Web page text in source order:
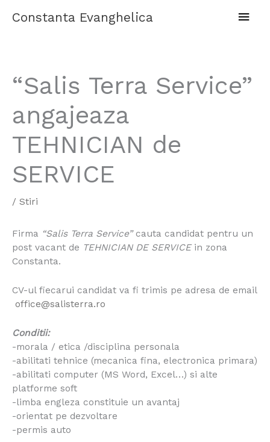
Constanta Evanghelica
Main
“Salis Terra Service”
angajeaza
TEHNICIAN de
SERVICE
/ Stiri
Firma “Salis Terra Service”cauta candidat pentru un
post vacant de TEHNICIAN DE SERVICEin zona
Constanta.
CV-ul fiecarui candidat va fi trimis pe adresa de email
office@salisterra.ro
Conditii:
-morala / etica /disciplina personala
-abilitati tehnice (mecanica fina, electronica primara)
-abilitati computer (MS Word, Excel…) si alte
platforme soft
-limba engleza constituie un avantaj
-orientat pe dezvoltare
-permis auto